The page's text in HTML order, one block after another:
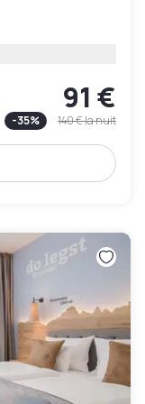
91 €
-35% 140 €la nuit